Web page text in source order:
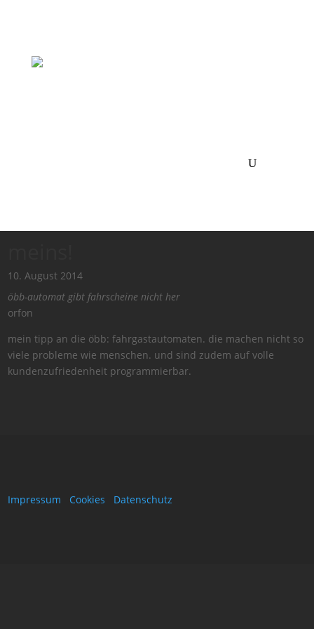
10. August 2014
öbb-automat gibt fahrscheine nicht her
orfon
mein tipp an die öbb: fahrgastautomaten. die machen nicht so
viele probleme wie menschen. und sind zudem auf volle
kundenzufriedenheit programmierbar.
Impressum Cookies Datenschutz